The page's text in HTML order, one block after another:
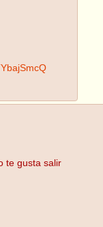
te gusta salir